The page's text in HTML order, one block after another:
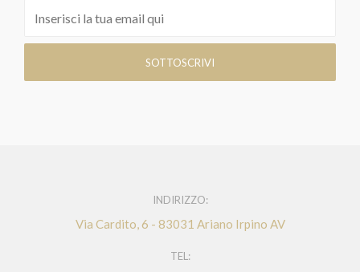
INDIRIZZO:
Via Cardito, 6 - 83031 Ariano Irpino AV
TEL: